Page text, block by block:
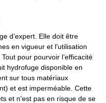
d’expert. Elle doit être
en vigueur et l'utilisation
pour pourvoir l’efficacité
hydrofuge disponible en
sur tous matériaux
et est imperméable. Cette
et n'est pas en risque de se